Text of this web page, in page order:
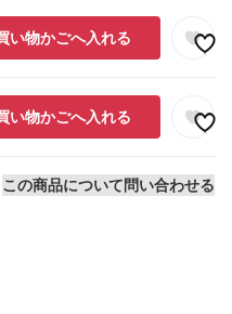
い物かごへ入れる
い物かごへ入れる
この商品について問い合わせる